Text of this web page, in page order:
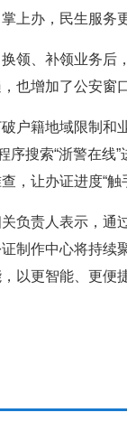
上办，民生服务
领、补领业务
也增加了公安窗
户籍地域限制和
序搜索“浙警在
，让办证进度“触
负责人表示，
制作中心将持
以更智能、更便